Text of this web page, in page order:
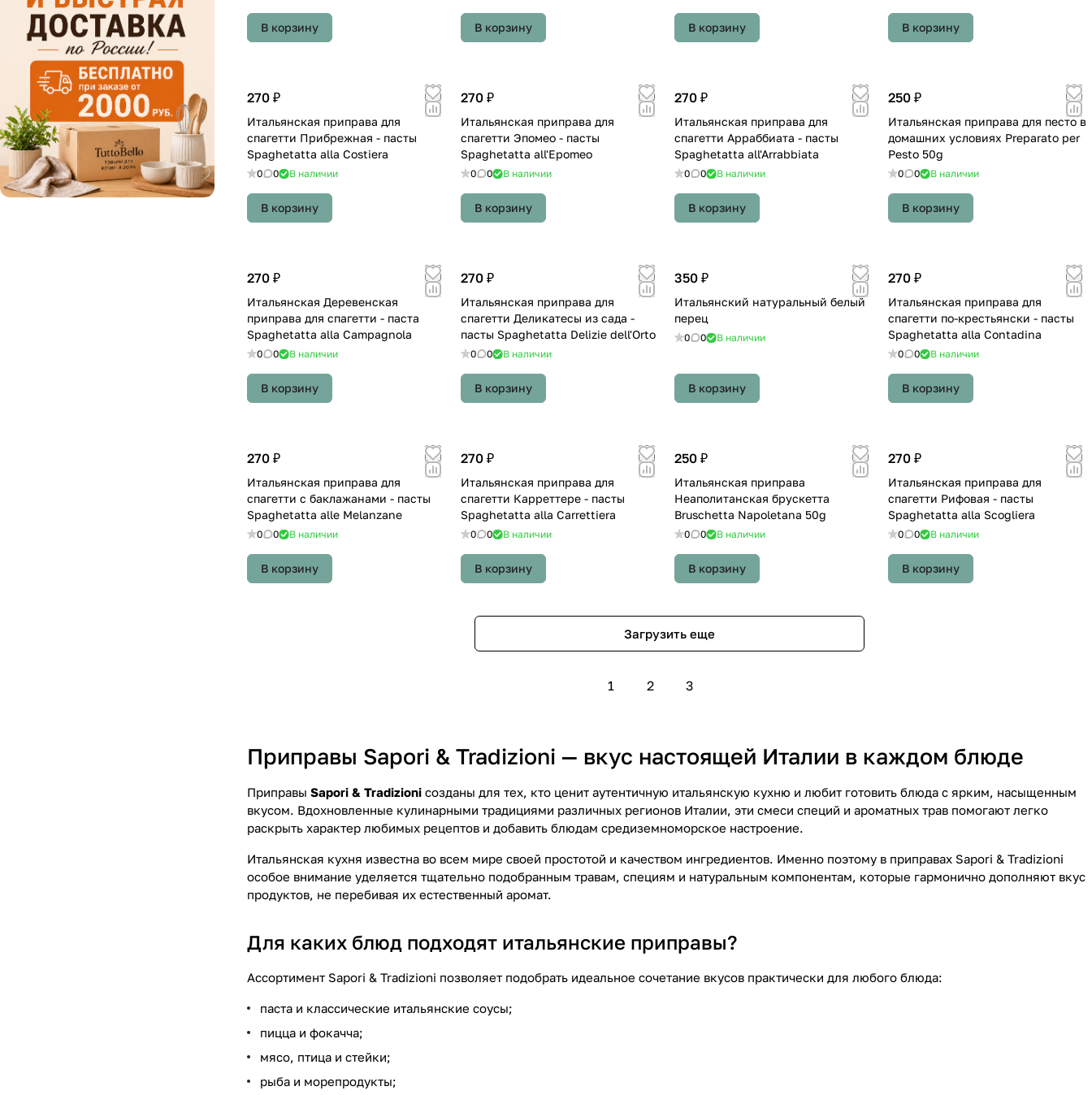
В корзину В корзину В корзину В корзину
270 ₽
Итальянская приправа для
спагетти Прибрежная - пасты
Spaghetatta alla Costiera
0 0 В наличии
В корзину
270 ₽
Итальянская приправа для
спагетти Эпомео - пасты
Spaghetatta all'Epomeo
0 0 В наличии
В корзину
270 ₽
Итальянская приправа для
спагетти Арраббиата - пасты
Spaghetatta all'Arrabbiata
0 0 В наличии
В корзину
250 ₽
Итальянская приправа для песто в
домашних условиях Preparato per
Pesto 50g
0 0 В наличии
В корзину
270 ₽
Итальянская Деревенская
приправа для спагетти - паста
Spaghetatta alla Campagnola
0 0 В наличии
В корзину
270 ₽
Итальянская приправа для
спагетти Деликатесы из сада -
пасты Spaghetatta Delizie dell'Orto
0 0 В наличии
В корзину
350 ₽
Итальянский натуральный белый
перец
0 0 В наличии
В корзину
270 ₽
Итальянская приправа для
спагетти по-крестьянски - пасты
Spaghetatta alla Contadina
0 0 В наличии
В корзину
270 ₽
Итальянская приправа для
спагетти с баклажанами - пасты
Spaghetatta alle Melanzane
0 0 В наличии
В корзину
270 ₽
Итальянская приправа для
спагетти Карреттере - пасты
Spaghetatta alla Carrettiera
0 0 В наличии
В корзину
250 ₽
Итальянская приправа
Неаполитанская брускетта
Bruschetta Napoletana 50g
0 0 В наличии
В корзину
270 ₽
Итальянская приправа для
спагетти Рифовая - пасты
Spaghetatta alla Scogliera
0 0 В наличии
В корзину
Загрузить еще
1 2 3
Приправы Sapori & Tradizioni — вкус настоящей Италии в каждом блюде
Приправы Sapori & Tradizioni созданы для тех, кто ценит аутентичную итальянскую кухню и любит готовить блюда с ярким, насыщенным
вкусом. Вдохновленные кулинарными традициями различных регионов Италии, эти смеси специй и ароматных трав помогают легко
раскрыть характер любимых рецептов и добавить блюдам средиземноморское настроение.
Итальянская кухня известна во всем мире своей простотой и качеством ингредиентов. Именно поэтому в приправах Sapori & Tradizioni
особое внимание уделяется тщательно подобранным травам, специям и натуральным компонентам, которые гармонично дополняют вкус
продуктов, не перебивая их естественный аромат.
Для каких блюд подходят итальянские приправы?
Ассортимент Sapori & Tradizioni позволяет подобрать идеальное сочетание вкусов практически для любого блюда:
паста и классические итальянские соусы;
пицца и фокачча;
мясо, птица и стейки;
рыба и морепродукты;